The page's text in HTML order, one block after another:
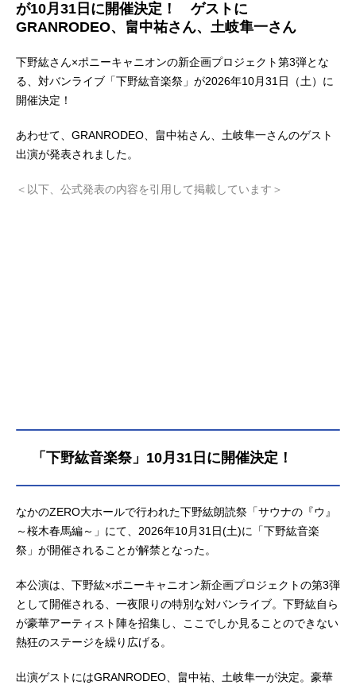
が10月31日に開催決定！ ゲストに
GRANRODEO、畠中祐さん、土岐隼一さん
下野紘さん×ポニーキャニオンの新企画プロジェクト第3弾とな
る、対バンライブ「下野紘音楽祭」が2026年10月31日（土）に
開催決定！
あわせて、GRANRODEO、畠中祐さん、土岐隼一さんのゲスト
出演が発表されました。
＜以下、公式発表の内容を引用して掲載しています＞
「下野紘音楽祭」10月31日に開催決定！
なかのZERO大ホールで行われた下野紘朗読祭「サウナの『ウ』
～桜木春馬編～」にて、2026年10月31日(土)に「下野紘音楽
祭」が開催されることが解禁となった。
本公演は、下野紘×ポニーキャニオン新企画プロジェクトの第3弾
として開催される、一夜限りの特別な対バンライブ。下野紘自ら
が豪華アーティスト陣を招集し、ここでしか見ることのできない
熱狂のステージを繰り広げる。
出演ゲストにはGRANRODEO、畠中祐、土岐隼一が決定。豪華